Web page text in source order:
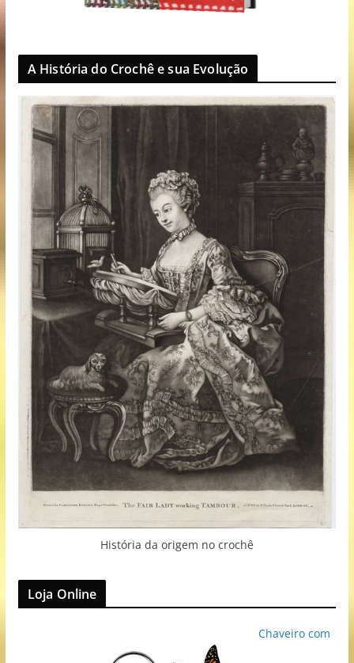
A História do Crochê e sua Evolução
História da origem no crochê
Loja Online
Chaveiro com